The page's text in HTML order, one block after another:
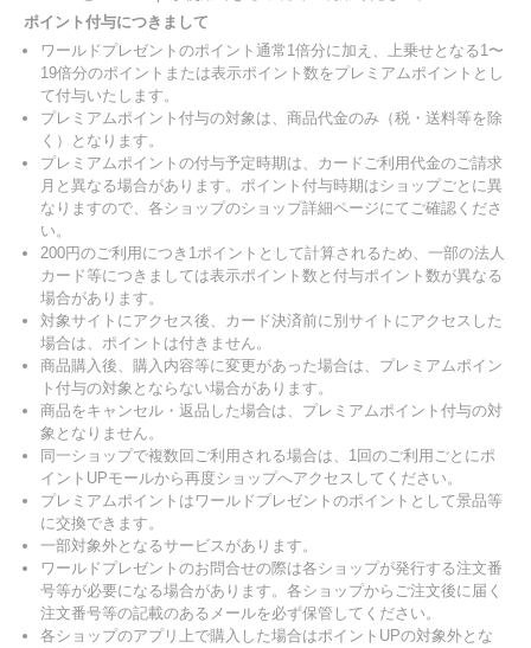
ポイント付与につきまして
ワールドプレゼントのポイント通常1倍分に加え、上乗せとなる1〜
19倍分のポイントまたは表示ポイント数をプレミアムポイントとし
て付与いたします。
プレミアムポイント付与の対象は、商品代金のみ（税・送料等を除
く）となります。
プレミアムポイントの付与予定時期は、カードご利用代金のご請求
月と異なる場合があります。ポイント付与時期はショップごとに異
なりますので、各ショップのショップ詳細ページにてご確認くださ
い。
200円のご利用につき1ポイントとして計算されるため、一部の法人
カード等につきましては表示ポイント数と付与ポイント数が異なる
場合があります。
対象サイトにアクセス後、カード決済前に別サイトにアクセスした
場合は、ポイントは付きません。
商品購入後、購入内容等に変更があった場合は、プレミアムポイン
ト付与の対象とならない場合があります。
商品をキャンセル・返品した場合は、プレミアムポイント付与の対
象となりません。
同一ショップで複数回ご利用される場合は、1回のご利用ごとにポ
イントUPモールから再度ショップへアクセスしてください。
プレミアムポイントはワールドプレゼントのポイントとして景品等
に交換できます。
一部対象外となるサービスがあります。
ワールドプレゼントのお問合せの際は各ショップが発行する注文番
号等が必要になる場合があります。各ショップからご注文後に届く
注文番号等の記載のあるメールを必ず保管してください。
各ショップのアプリ上で購入した場合はポイントUPの対象外とな